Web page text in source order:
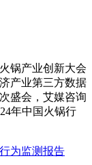
锅产业创新大会
产业第三方数据
盛会，艾媒咨询
年中国火锅行
为监测报告